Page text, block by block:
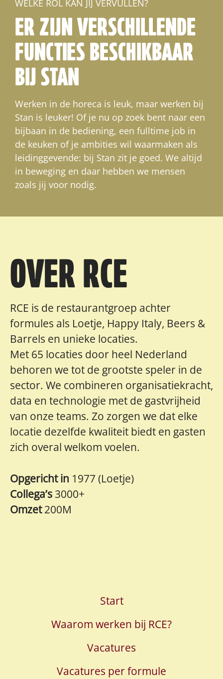
WELKE ROL KAN JIJ VERVULLEN?
ER ZIJN VERSCHILLENDE
FUNCTIES BESCHIKBAAR
BIJ STAN
Werken in de horeca is leuk, maar werken bij
Stan is leuker! Of je nu op zoek bent naar een
bijbaan in de bediening, een fulltime job in
de keuken of je ambities wil waarmaken als
leidinggevende: bij Stan zit je goed. We altijd
in beweging en daar hebben we mensen
zoals jij voor nodig.
OVER RCE
RCE is de restaurantgroep achter
formules als Loetje, Happy Italy, Beers &
Barrels en unieke locaties.
Met 65 locaties door heel Nederland
behoren we tot de grootste speler in de
sector. We combineren organisatiekracht,
data en technologie met de gastvrijheid
van onze teams. Zo zorgen we dat elke
locatie dezelfde kwaliteit biedt en gasten
zich overal welkom voelen.
Opgericht in 1977 (Loetje)
Collega’s 3000+
Omzet200M
Start
Waarom werken bij RCE?
Vacatures
Vacatures per formule